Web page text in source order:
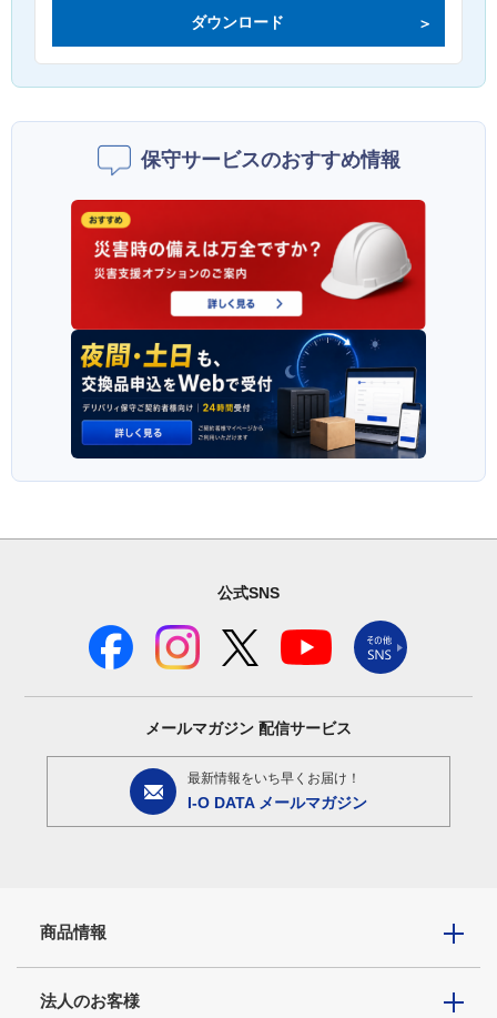
ダウンロード
保守サービスのおすすめ情報
公式SNS
メールマガジン 配信サービス
最新情報をいち早くお届け！
I-O DATA メールマガジン
商品情報
法人のお客様